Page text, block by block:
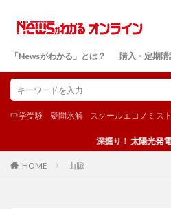
「Newsがわかる」とは？ 購入・定期購
中学受験 疑問氷解 スクールエコノミス
深掘り！ 太陽光発
HOME 山脈
検索